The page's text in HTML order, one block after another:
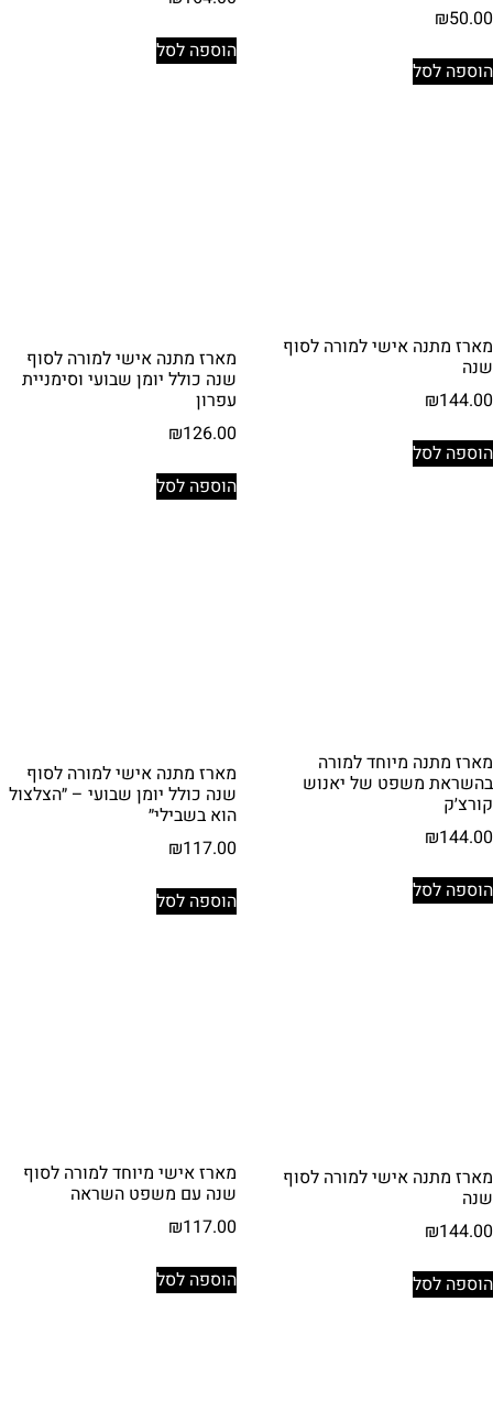
₪50.00
הוספה לסל
הוספה לסל
מארז מתנה אישי למורה לסוף
שנה
₪144.00
הוספה לסל
מארז מתנה אישי למורה לסוף
שנה כולל יומן שבועי וסימניית
עפרון
₪126.00
הוספה לסל
מארז מתנה מיוחד למורה
בהשראת משפט של יאנוש
קורצ׳ק
₪144.00
הוספה לסל
מארז מתנה אישי למורה לסוף
שנה כולל יומן שבועי – ״הצלצול
הוא בשבילי״
₪117.00
הוספה לסל
מארז מתנה אישי למורה לסוף
שנה
₪144.00
הוספה לסל
מארז אישי מיוחד למורה לסוף
שנה עם משפט השראה
₪117.00
הוספה לסל